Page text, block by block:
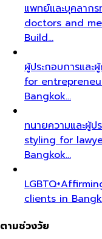
แพทย์และบุคลาก
doctors and
Build…
ผู้ประกอบการแล
for
Bangkok…
ทนายความและผู้
styling for
Bangkok…
LGBTQ+
clients in
ตามช่วงวัย